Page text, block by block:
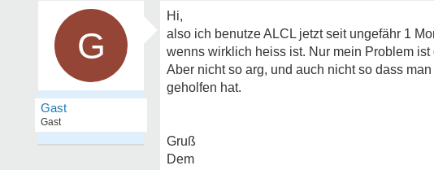
G
Gast
Gast
Hi,
also ich benutze ALCL jetzt seit ungefähr 1
wenns wirklich heiss ist. Nur mein Problem
Aber nicht so arg, und auch nicht so dass
geholfen hat.
Gruß
Dem